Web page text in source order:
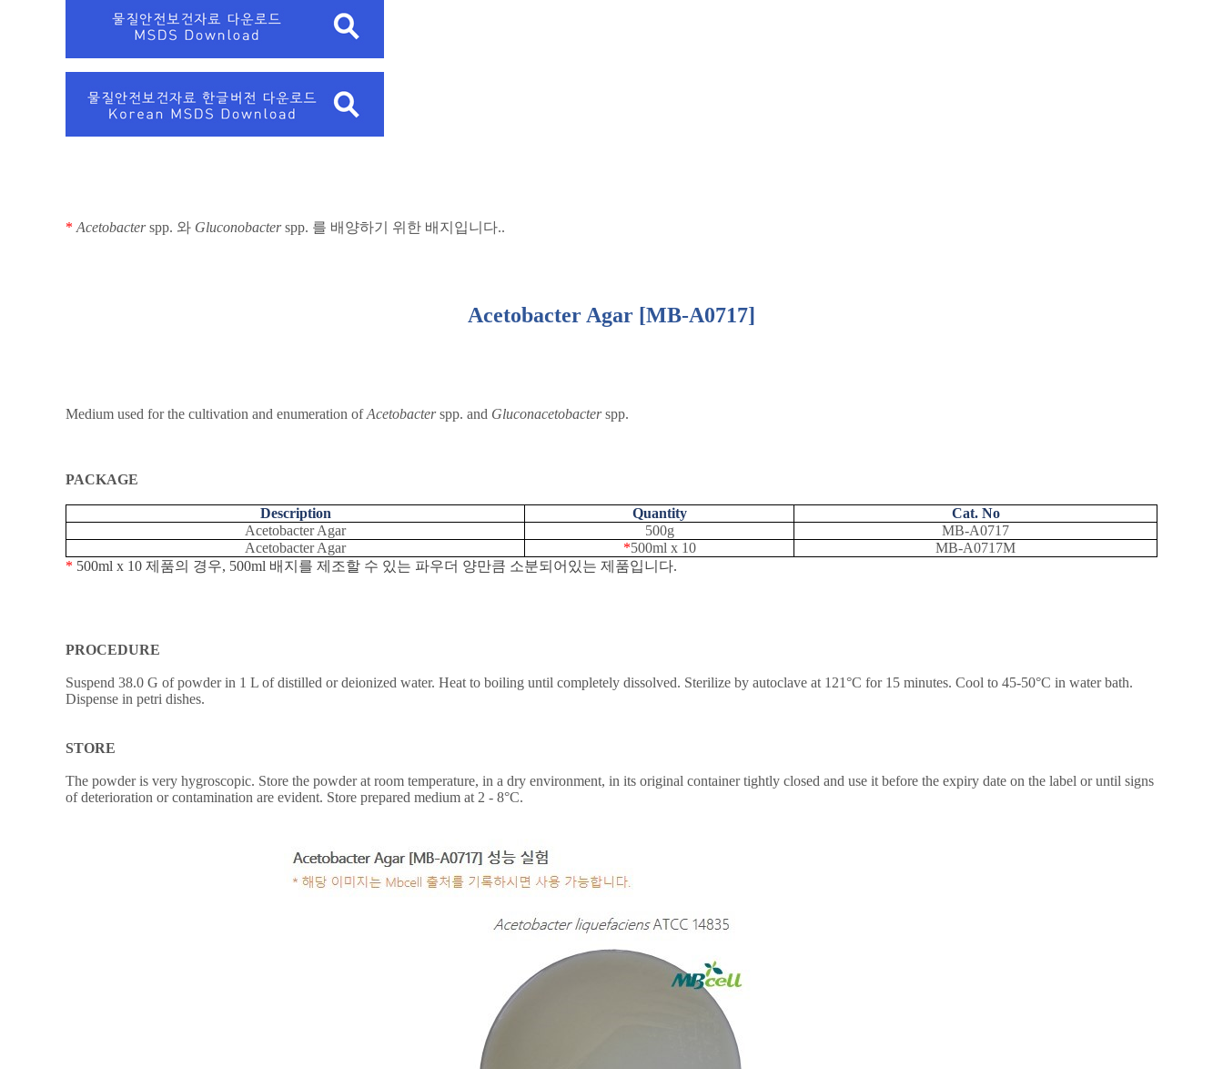
* Acetobacterspp. 와 Gluconobacterspp. 를 배양하기 위한 배지입니다..
Acetobacter Agar [MB-A0717]
Medium used for the cultivation and enumeration ofAcetobacterspp. and Gluconacetobacterspp.
PACKAGE
Description Quantity
Cat. No
Acetobacter Agar
500g
MB-A0717
Acetobacter Agar
*500ml x 10
MB-A0717M
* 500ml x 10 제품의 경우, 500ml 배지를 제조할 수 있는 파우더 양만큼 소분되어있는 제품입니다.
PROCEDURE
Suspend 38.0 G of powder in 1 L of distilled or deionized water. Heat to boiling until completely dissolved. Sterilize by autoclave at 121°C for 15 minutes. Cool to 45-50°C in water bath.
Dispense in petri dishes.
STORE
The powder is very hygroscopic. Store the powder at room temperature, in a dry environment, in its original container tightly closed and use it before the expiry date on the label or until signs
of deterioration or contamination are evident. Store prepared medium at 2 - 8°C.